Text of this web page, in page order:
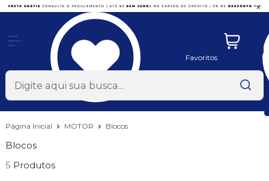
x
Favoritos
Página Inicial MOTOR Blocos
Blocos
5